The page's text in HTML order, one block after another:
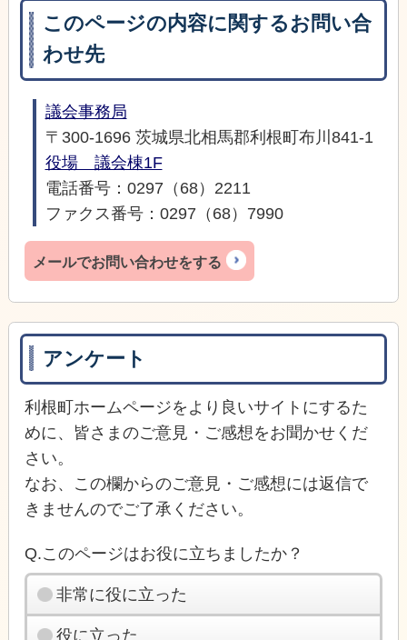
このページの内容に関するお問い合
わせ先
議会事務局
〒300-1696 茨城県北相馬郡利根町布川841-1
役場 議会棟1F
電話番号：0297（68）2211
ファクス番号：0297（68）7990
メールでお問い合わせをする
アンケート
利根町ホームページをより良いサイトにするた
めに、皆さまのご意見・ご感想をお聞かせくだ
さい。
なお、この欄からのご意見・ご感想には返信で
きませんのでご了承ください。
Q.このページはお役に立ちましたか？
非常に役に立った
役に立った